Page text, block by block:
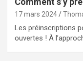
17 mars 2024
Les préinscriptions
ouvertes ! À